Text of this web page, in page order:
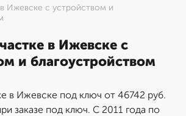
Ижевске с устройством и
в Ижевске с
и благоустройством
в Ижевске под ключ от 46742 руб.
заказе под ключ. С 2011 года по